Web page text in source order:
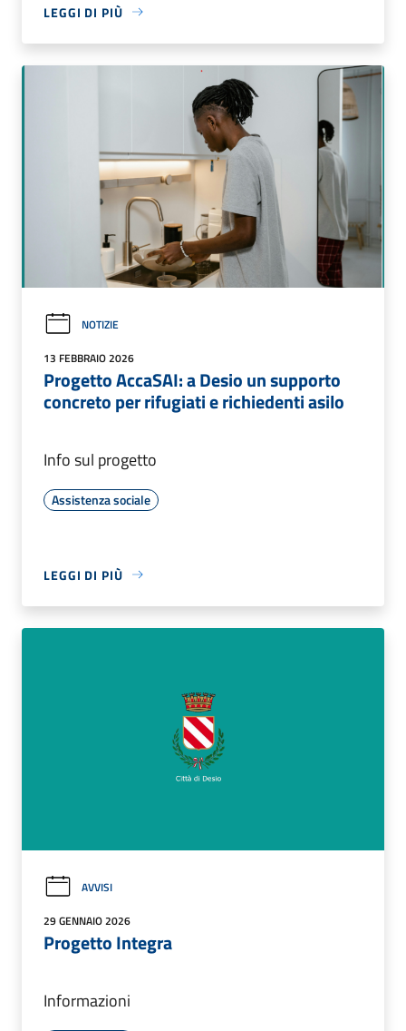
LEGGI DI PIÙ
NOTIZIE
13 FEBBRAIO 2026
Progetto AccaSAI: a Desio un supporto
concreto per rifugiati e richiedenti asilo
Info sul progetto
Assistenza sociale
LEGGI DI PIÙ
AVVISI
29 GENNAIO 2026
Progetto Integra
Informazioni